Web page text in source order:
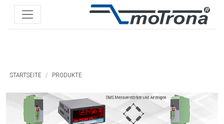
STARTSEITE PRODUKTE